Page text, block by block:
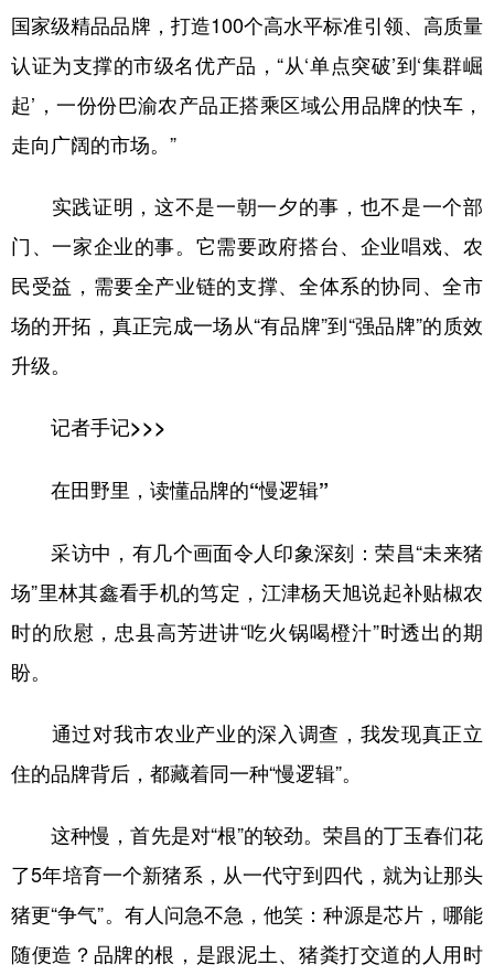
国家级精品品牌，打造100个高水平标准引领、高质量
认证为支撑的市级名优产品，“从‘单点突破’到‘集群崛
起’，一份份巴渝农产品正搭乘区域公用品牌的快车，
走向广阔的市场。”
实践证明，这不是一朝一夕的事，也不是一个部
门、一家企业的事。它需要政府搭台、企业唱戏、农
民受益，需要全产业链的支撑、全体系的协同、全市
场的开拓，真正完成一场从“有品牌”到“强品牌”的质效
升级。
记者手记>>>
在田野里，读懂品牌的“慢逻辑”
采访中，有几个画面令人印象深刻：荣昌“未来猪
场”里林其鑫看手机的笃定，江津杨天旭说起补贴椒农
时的欣慰，忠县高芳进讲“吃火锅喝橙汁”时透出的期
盼。
通过对我市农业产业的深入调查，我发现真正立
住的品牌背后，都藏着同一种“慢逻辑”。
这种慢，首先是对“根”的较劲。荣昌的丁玉春们花
了5年培育一个新猪系，从一代守到四代，就为让那头
猪更“争气”。有人问急不急，他笑：种源是芯片，哪能
随便造？品牌的根，是跟泥土、猪粪打交道的人用时